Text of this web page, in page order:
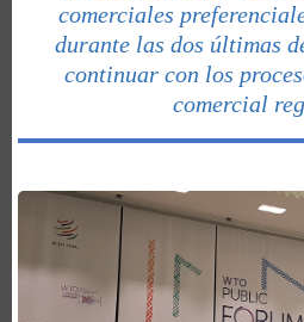
comerciales
durante las dos últimas
continuar con los
comercial